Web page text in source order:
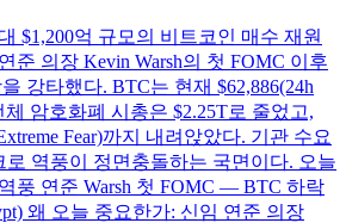
$1,200억 규모의 비트코인 매수 재원
준 의장 Kevin Warsh의 첫 FOMC 이후
강타했다. BTC는 현재 $62,886(24h
암호화폐 시총은 $2.25T로 줄었고,
Fear)까지 내려앉았다. 기관 수요
로 역풍이 정면충돌하는 국면이다. 오늘
풍 연준 Warsh 첫 FOMC — BTC 하락
왜 오늘 중요한가: 신임 연준 의장